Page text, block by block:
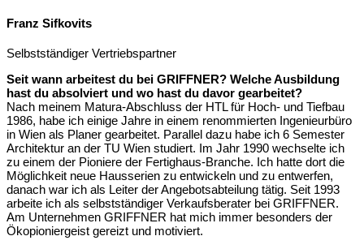
Franz Sifkovits
Selbstständiger Vertriebspartner
Seit wann arbeitest du bei GRIFFNER? Welche Ausbildung
hast du absolviert und wo hast du davor gearbeitet?
Nach meinem Matura-Abschluss der HTL für Hoch- und Tiefbau
1986, habe ich einige Jahre in einem renommierten Ingenieurbüro
in Wien als Planer gearbeitet. Parallel dazu habe ich 6 Semester
Architektur an der TU Wien studiert. Im Jahr 1990 wechselte ich
zu einem der Pioniere der Fertighaus-Branche. Ich hatte dort die
Möglichkeit neue Hausserien zu entwickeln und zu entwerfen,
danach war ich als Leiter der Angebotsabteilung tätig. Seit 1993
arbeite ich als selbstständiger Verkaufsberater bei GRIFFNER.
Am Unternehmen GRIFFNER hat mich immer besonders der
Ökopioniergeist gereizt und motiviert.